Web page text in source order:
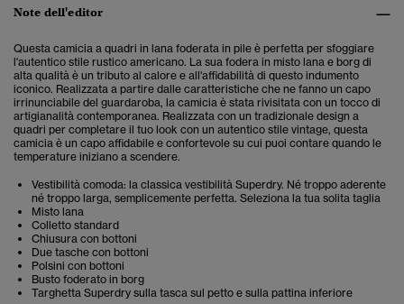
Note dell'editor
Questa camicia a quadri in lana foderata in pile è perfetta per sfoggiare
l'autentico stile rustico americano. La sua fodera in misto lana e borg di
alta qualità è un tributo al calore e all'affidabilità di questo indumento
iconico. Realizzata a partire dalle caratteristiche che ne fanno un capo
irrinunciabile del guardaroba, la camicia è stata rivisitata con un tocco di
artigianalità contemporanea. Realizzata con un tradizionale design a
quadri per completare il tuo look con un autentico stile vintage, questa
camicia è un capo affidabile e confortevole su cui puoi contare quando le
temperature iniziano a scendere.
Vestibilità comoda: la classica vestibilità Superdry. Né troppo aderente
né troppo larga, semplicemente perfetta. Seleziona la tua solita taglia
Misto lana
Colletto standard
Chiusura con bottoni
Due tasche con bottoni
Polsini con bottoni
Busto foderato in borg
Targhetta Superdry sulla tasca sul petto e sulla pattina inferiore